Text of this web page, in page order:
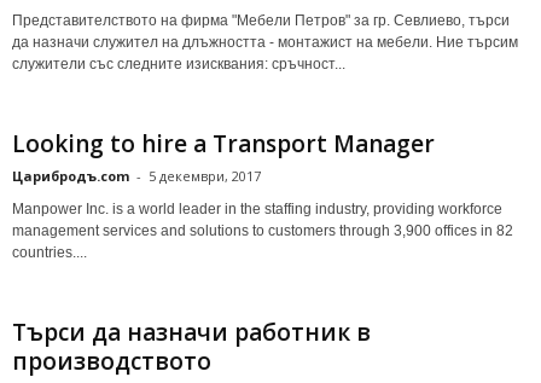
Представителството на фирма "Мебели Петров" за гр. Севлиево, търси
да назначи служител на длъжността - монтажист на мебели. Ние търсим
служители със следните изисквания: сръчност...
Looking to hire a Transport Manager
Царибродъ.com - 5 декември, 2017
Manpower Inc. is a world leader in the staffing industry, providing workforce
management services and solutions to customers through 3,900 offices in 82
countries....
Търси да назначи работник в
производството